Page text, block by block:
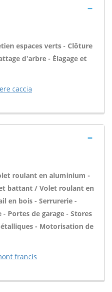
espaces verts - Clôture
d'arbre - Élagage et
caccia
roulant en aluminium -
battant / Volet roulant en
en bois - Serrurerie -
Portes de garage - Stores
- Motorisation de
francis